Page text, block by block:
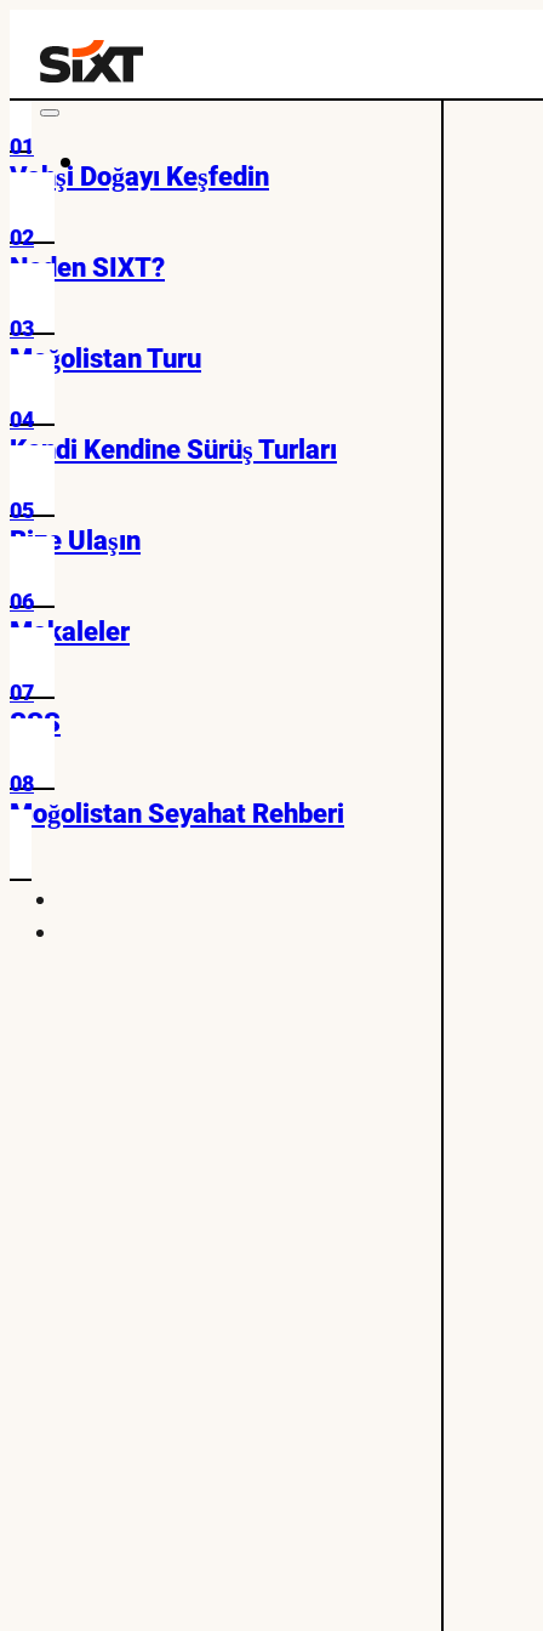
01
Vahşi Doğayı Keşfedin
02
Neden SIXT?
03
Moğolistan Turu
04
Kendi Kendine Sürüş Turları
05
Bize Ulaşın
06
Makaleler
07
SSS
08
Moğolistan Seyahat Rehberi